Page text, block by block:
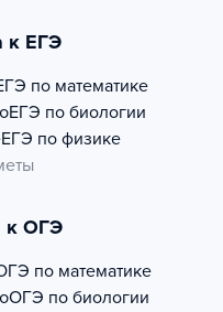
к ЕГЭ
по математике
ЕГЭ по биологии
ЕГЭ по физике
к ОГЭ
по математике
ОГЭ по биологии